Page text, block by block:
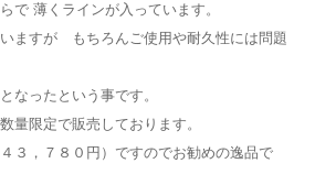
で 薄くラインが入っています。
ますが もちろんご使用や耐久性には問題
なったという事です。
限定で販売しております。
３，７８０円）ですのでお勧めの逸品で